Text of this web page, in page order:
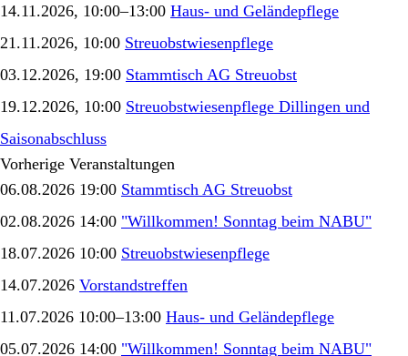
14.11.2026, 10:00–13:00 Haus- und Geländepflege
21.11.2026, 10:00 Streuobstwiesenpflege
03.12.2026, 19:00 Stammtisch AG Streuobst
19.12.2026, 10:00 Streuobstwiesenpflege Dillingen und
Saisonabschluss
Vorherige Veranstaltungen
06.08.2026 19:00 Stammtisch AG Streuobst
02.08.2026 14:00 "Willkommen! Sonntag beim NABU"
18.07.2026 10:00 Streuobstwiesenpflege
14.07.2026 Vorstandstreffen
11.07.2026 10:00–13:00 Haus- und Geländepflege
05.07.2026 14:00 "Willkommen! Sonntag beim NABU"